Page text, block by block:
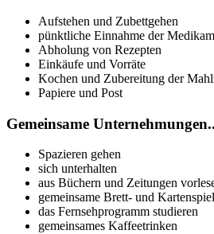
Aufstehen und Zubettgehen
pünktliche Einnahme der
Abholung von Rezepten
Einkäufe und Vorräte
Kochen und Zubereitung der
Papiere und Post
Gemeinsame
Spazieren gehen
sich unterhalten
aus Büchern und Zeitungen
gemeinsame Brett- und
das Fernsehprogramm studieren
gemeinsames Kaffeetrinken